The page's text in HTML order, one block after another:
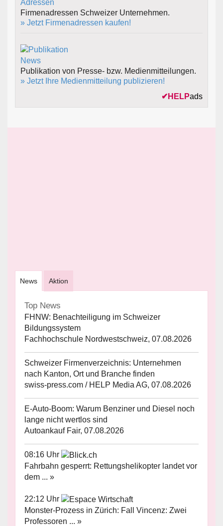
Firmenadressen Schweizer Unternehmen.
» Jetzt Firmenadressen kaufen!
Publikation von Presse- bzw. Medienmitteilungen.
» Jetzt Ihre Medienmitteilung publizieren!
✔ HELPads
News Aktion
Top News
FHNW: Benachteiligung im Schweizer
Bildungssystem
Fachhochschule Nordwestschweiz, 07.08.2026
Schweizer Firmenverzeichnis: Unternehmen
nach Kanton, Ort und Branche finden
swiss-press.com / HELP Media AG, 07.08.2026
E-Auto-Boom: Warum Benziner und Diesel noch
lange nicht wertlos sind
Autoankauf Fair, 07.08.2026
08:16 Uhr
Fahrbahn gesperrt: Rettungshelikopter landet vor
dem ... »
22:12 Uhr
Monster-Prozess in Zürich: Fall Vincenz: Zwei
Professoren ... »